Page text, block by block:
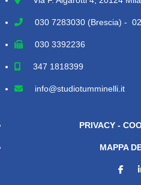
030 7283030 (Brescia) -
030 3392236
347 1818399
info@studiotumminelli.it
PRIVACY -
MAPPA